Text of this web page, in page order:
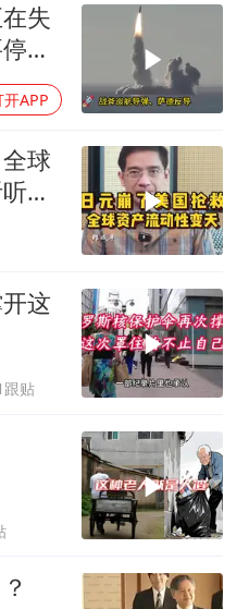
失
不
开APP
球
郎
这
跟贴